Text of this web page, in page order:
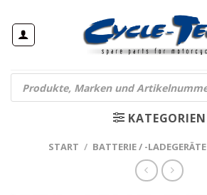
Inhalt
springen
Products
search
KATEGORIEN
START / BATTERIE / -LADEGERÄTE